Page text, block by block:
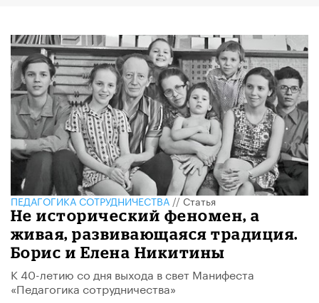
ПЕДАГОГИКА СОТРУДНИЧЕСТВА//Статья
​Не исторический феномен, а
живая, развивающаяся традиция.
Борис и Елена Никитины
К 40-летию со дня выхода в свет Манифеста
«Педагогика сотрудничества»